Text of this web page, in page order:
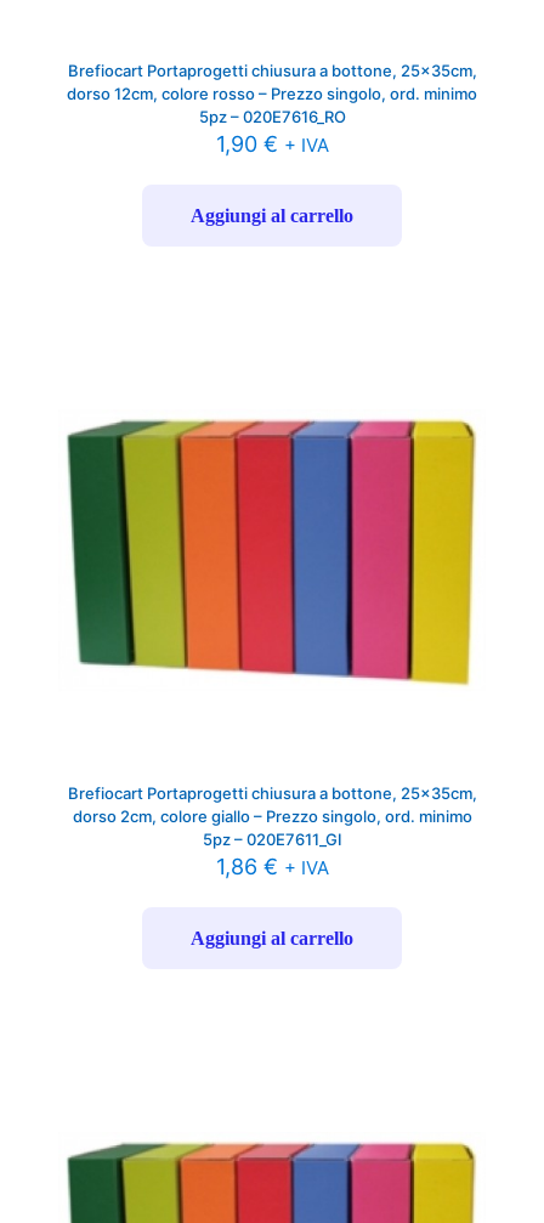
Brefiocart Portaprogetti chiusura a bottone, 25x35cm,
dorso 12cm, colore rosso – Prezzo singolo, ord. minimo
5pz – 020E7616_RO
1,90 € + IVA
Aggiungi al carrello
Brefiocart Portaprogetti chiusura a bottone, 25x35cm,
dorso 2cm, colore giallo – Prezzo singolo, ord. minimo
5pz – 020E7611_GI
1,86 € + IVA
Aggiungi al carrello